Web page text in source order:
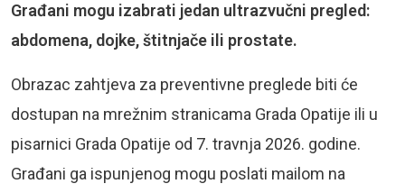
Građani mogu izabrati jedan ultrazvučni pregled:
abdomena, dojke, štitnjače ili prostate.
Obrazac zahtjeva za preventivne preglede biti će
dostupan na mrežnim stranicama Grada Opatije ili u
pisarnici Grada Opatije od 7. travnja 2026. godine.
Građani ga ispunjenog mogu poslati mailom na